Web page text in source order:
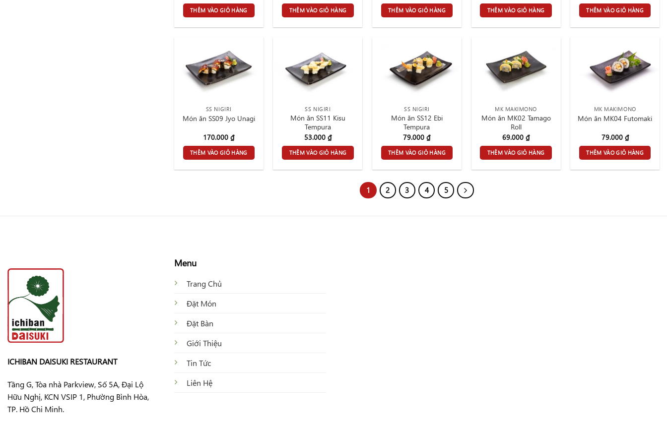
THÊM VÀO GIỎ HÀNG THÊM VÀO GIỎ HÀNG THÊM VÀO GIỎ HÀNG THÊM VÀO GIỎ HÀNG THÊM VÀO GIỎ HÀNG
SS NIGIRI
Món ăn SS09 Jyo Unagi
170.000₫
THÊM VÀO GIỎ HÀNG
SS NIGIRI
Món ăn SS11 Kisu
Tempura
53.000 ₫
THÊM VÀO GIỎ HÀNG
SS NIGIRI
Món ăn SS12 Ebi
Tempura
79.000₫
THÊM VÀO GIỎ HÀNG
MK MAKIMONO
Món ăn MK02 Tamago
Roll
69.000₫
THÊM VÀO GIỎ HÀNG
MK MAKIMONO
Món ăn MK04 Futomaki
79.000 ₫
THÊM VÀO GIỎ HÀNG
1 2 3 4 5
ICHIBAN DAISUKI RESTAURANT
Tầng G, Tòa nhà Parkview, Số 5A, Đại Lộ
Hữu Nghị, KCN VSIP 1, Phường Bình Hòa,
TP. Hồ Chi Minh.
Menu
Trang Chủ
Đặt Món
Đặt Bàn
Giới Thiệu
Tin Tức
Liên Hệ